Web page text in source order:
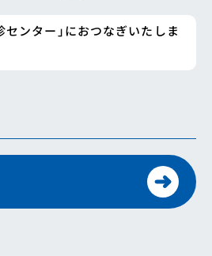
センター」におつなぎいたしま